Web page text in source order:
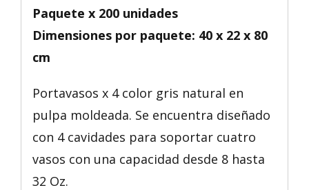
Paquete x 200 unidades
Dimensiones por paquete: 40 x 22 x 80
cm
Portavasos x 4 color gris natural en
pulpa moldeada. Se encuentra diseñado
con 4 cavidades para soportar cuatro
vasos con una capacidad desde 8 hasta
32 Oz.